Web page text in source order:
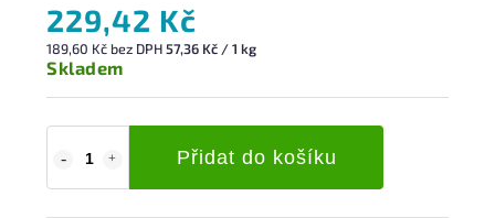
229,42 Kč
189,60 Kč bez DPH57,36 Kč / 1 kg
Skladem
Přidat do košíku